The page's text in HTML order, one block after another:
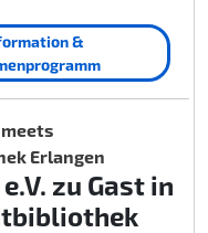
&
meets
Erlangen
zu Gast in